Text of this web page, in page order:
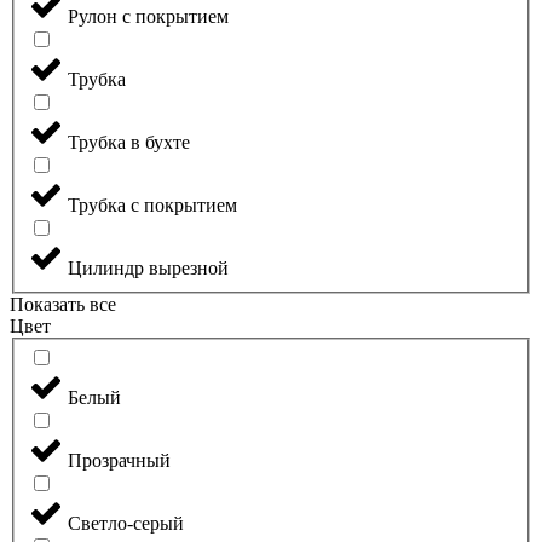
Рулон с покрытием
Трубка
Трубка в бухте
Трубка с покрытием
Цилиндр вырезной
Показать все
Цвет
Белый
Прозрачный
Светло-серый